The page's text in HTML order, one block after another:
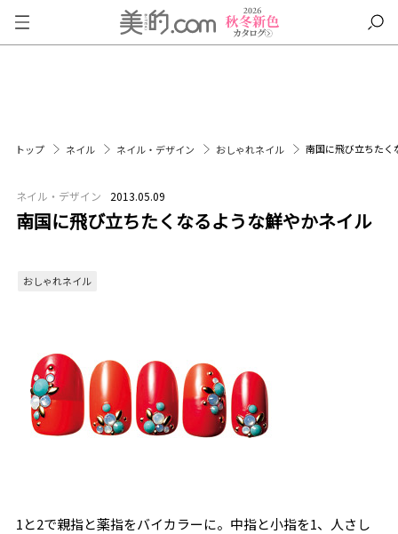
トップ ネイル ネイル・デザイン おしゃれネイル 南国に飛び立ちたく
ネイル・デザイン 2013.05.09
南国に飛び立ちたくなるような鮮やかネイル
おしゃれネイル
1と2で親指と薬指をバイカラーに。中指と小指を1、人さし